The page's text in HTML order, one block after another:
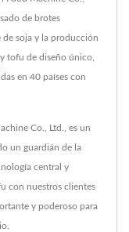
de brotes
de soja y la producción
tofu de diseño único,
en 40 países con
Co., Ltd., es un
un guardián de la
central y
con nuestros clientes
y poderoso para